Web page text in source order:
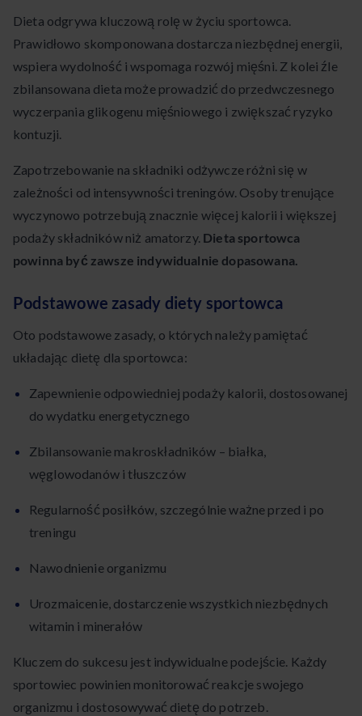
Dieta odgrywa kluczową rolę w życiu sportowca.
Prawidłowo skomponowana dostarcza niezbędnej energii,
wspiera wydolność i wspomaga rozwój mięśni. Z kolei źle
zbilansowana dieta może prowadzić do przedwczesnego
wyczerpania glikogenu mięśniowego i zwiększać ryzyko
kontuzji.
Zapotrzebowanie na składniki odżywcze różni się w
zależności od intensywności treningów. Osoby trenujące
wyczynowo potrzebują znacznie więcej kalorii i większej
podaży składników niż amatorzy. Dieta sportowca
powinna być zawsze indywidualnie dopasowana.
Podstawowe zasady diety sportowca
Oto podstawowe zasady, o których należy pamiętać
układając dietę dla sportowca:
Zapewnienie odpowiedniej podaży kalorii, dostosowanej
do wydatku energetycznego
Zbilansowanie makroskładników – białka,
węglowodanów i tłuszczów
Regularność posiłków, szczególnie ważne przed i po
treningu
Nawodnienie organizmu
Urozmaicenie, dostarczenie wszystkich niezbędnych
witamin i minerałów
Kluczem do sukcesu jest indywidualne podejście. Każdy
sportowiec powinien monitorować reakcje swojego
organizmu i dostosowywać dietę do potrzeb.